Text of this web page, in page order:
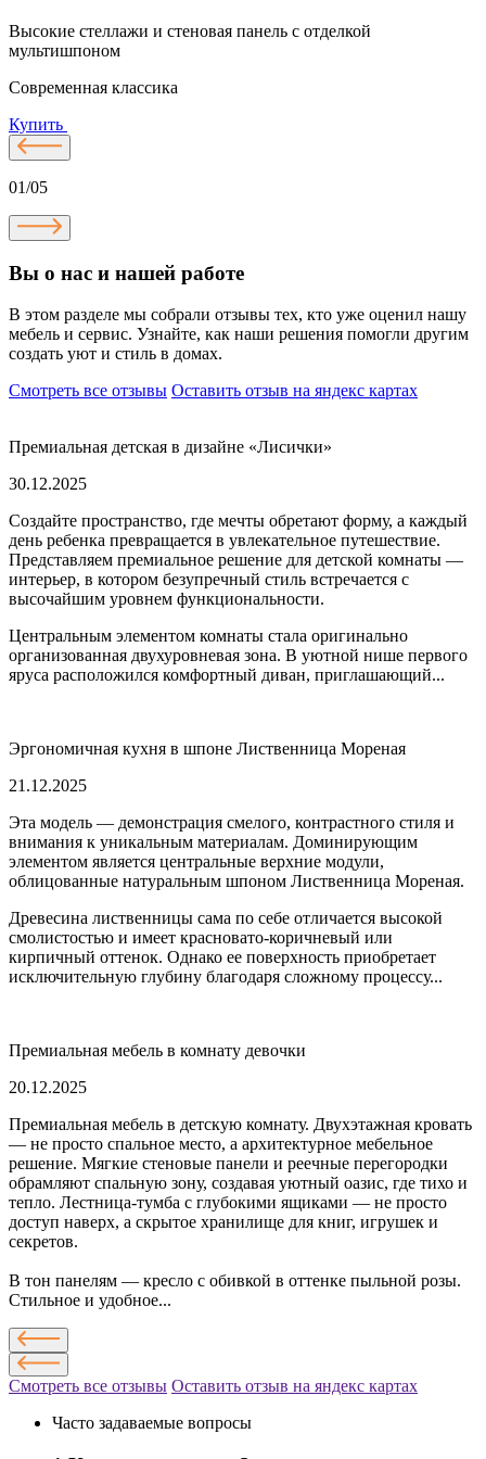
Высокие стеллажи и стеновая панель с отделкой
мультишпоном
Современная классика
Купить
01/05
Вы о нас и нашей работе
В этом разделе мы собрали отзывы тех, кто уже оценил нашу
мебель и сервис. Узнайте, как наши решения помогли другим
создать уют и стиль в домах.
Смотреть все отзывы Оставить отзыв на яндекс картах
Премиальная детская в дизайне «Лисички»
30.12.2025
Создайте пространство, где мечты обретают форму, а каждый
день ребенка превращается в увлекательное путешествие.
Представляем премиальное решение для детской комнаты —
интерьер, в котором безупречный стиль встречается с
высочайшим уровнем функциональности.
Центральным элементом комнаты стала оригинально
организованная двухуровневая зона. В уютной нише первого
яруса расположился комфортный диван, приглашающий...
Эргономичная кухня в шпоне Лиственница Мореная
21.12.2025
Эта модель — демонстрация смелого, контрастного стиля и
внимания к уникальным материалам. Доминирующим
элементом является центральные верхние модули,
облицованные натуральным шпоном Лиственница Мореная.
Древесина лиственницы сама по себе отличается высокой
смолистостью и имеет красновато-коричневый или
кирпичный оттенок. Однако ее поверхность приобретает
исключительную глубину благодаря сложному процессу...
Премиальная мебель в комнату девочки
20.12.2025
Премиальная мебель в детскую комнату. Двухэтажная кровать
— не просто спальное место, а архитектурное мебельное
решение. Мягкие стеновые панели и реечные перегородки
обрамляют спальную зону, создавая уютный оазис, где тихо и
тепло. Лестница-тумба с глубокими ящиками — не просто
доступ наверх, а скрытое хранилище для книг, игрушек и
секретов.
В тон панелям — кресло с обивкой в оттенке пыльной розы.
Стильное и удобное...
Смотреть все отзывы Оставить отзыв на яндекс картах
Часто задаваемые вопросы